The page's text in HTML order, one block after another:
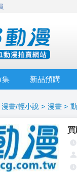
集 新品預購
漫畫/輕小說 > 漫畫 >